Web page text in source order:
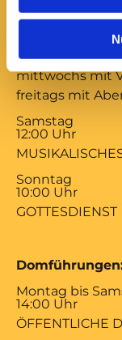
Montag bis
ABENDSEGEN
mittwochs mit
freitags mit
Samstag
12:00 Uhr
Sonntag
10:00 Uhr
GOTTESDIENST
Montag bis
14:00 Uhr
ÖFFENTLICHE